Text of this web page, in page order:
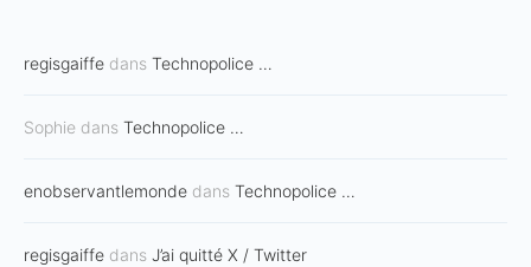
regisgaiffe dans Technopolice …
Sophie dans Technopolice …
enobservantlemonde dans Technopolice …
regisgaiffe dans J’ai quitté X / Twitter